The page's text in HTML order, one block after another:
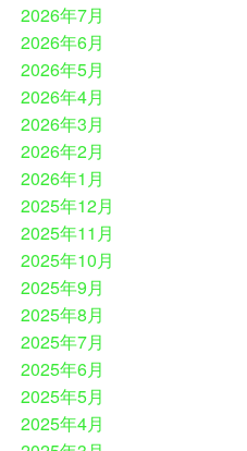
2026年7月
2026年6月
2026年5月
2026年4月
2026年3月
2026年2月
2026年1月
2025年12月
2025年11月
2025年10月
2025年9月
2025年8月
2025年7月
2025年6月
2025年5月
2025年4月